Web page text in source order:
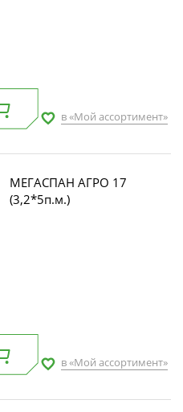
в «Мой ассортимент»
МЕГАСПАН АГРО 17
(3,2*5п.м.)
в «Мой ассортимент»